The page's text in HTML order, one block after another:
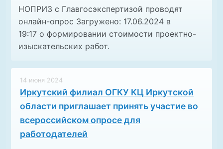
НОПРИЗ с Главгосэкспертизой проводят
онлайн-опрос Загружено: 17.06.2024 в
19:17 о формировании стоимости проектно-
изыскательских работ.
14 июня 2024
Иркутский филиал ОГКУ КЦ Иркутской
области приглашает принять участие во
всероссийском опросе для
работодателей